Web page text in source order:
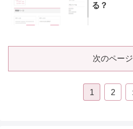
る？
次のページ
1 2